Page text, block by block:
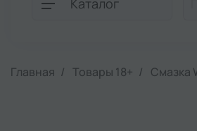
Каталог
Главная Товары 18+ Смазка